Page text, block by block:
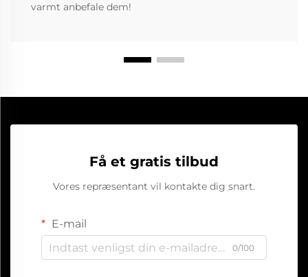
varmt anbefale dem!
Få et gratis tilbud
Vores repræsentant vil kontakte dig snart.
E-mail
0/100